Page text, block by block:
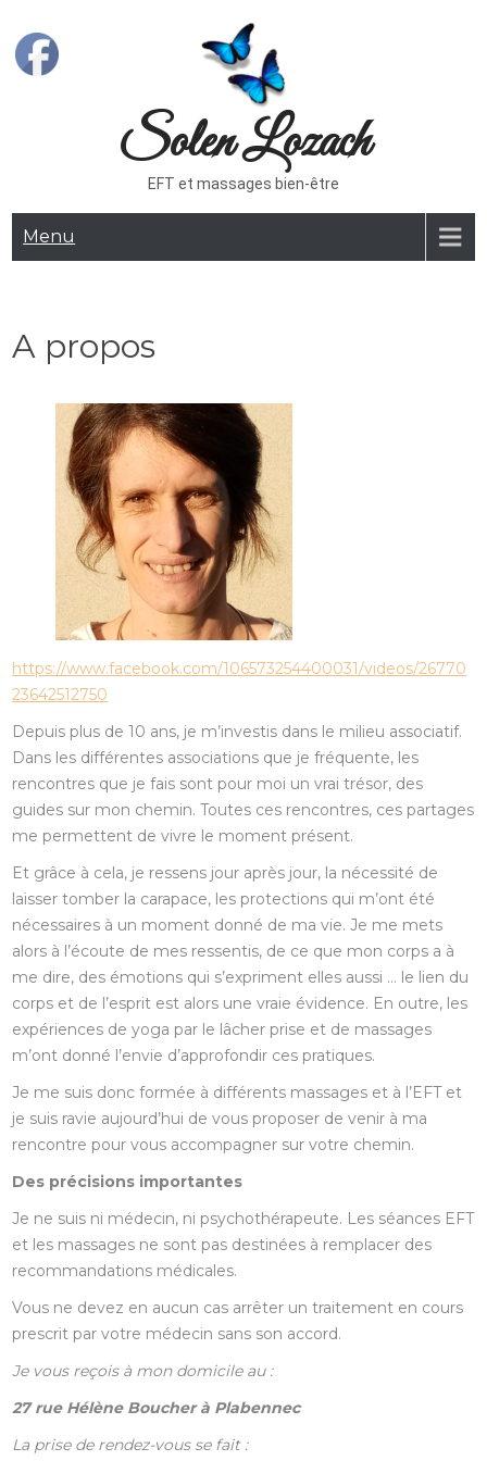
content
Solen Lozach
EFT et massages bien-être
Menu
A propos
https://www.facebook.com/106573254400031/videos/26770
23642512750
Depuis plus de 10 ans, je m’investis dans le milieu associatif.
Dans les différentes associations que je fréquente, les
rencontres que je fais sont pour moi un vrai trésor, des
guides sur mon chemin. Toutes ces rencontres, ces partages
me permettent de vivre le moment présent.
Et grâce à cela, je ressens jour après jour, la nécessité de
laisser tomber la carapace, les protections qui m’ont été
nécessaires à un moment donné de ma vie. Je me mets
alors à l’écoute de mes ressentis, de ce que mon corps a à
me dire, des émotions qui s’expriment elles aussi … le lien du
corps et de l’esprit est alors une vraie évidence. En outre, les
expériences de yoga par le lâcher prise et de massages
m’ont donné l’envie d’approfondir ces pratiques.
Je me suis donc formée à différents massages et à l’EFT et
je suis ravie aujourd’hui de vous proposer de venir à ma
rencontre pour vous accompagner sur votre chemin.
Des précisions importantes
Je ne suis ni médecin, ni psychothérapeute. Les séances EFT
et les massages ne sont pas destinées à remplacer des
recommandations médicales.
Vous ne devez en aucun cas arrêter un traitement en cours
prescrit par votre médecin sans son accord.
Je vous reçois à mon domicile au :
27 rue Hélène Boucher à Plabennec
La prise de rendez-vous se fait :